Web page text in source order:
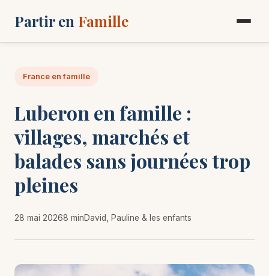
Partir en Famille
France en famille
Luberon en famille :
villages, marchés et
balades sans journées trop
pleines
28 mai 20268 minDavid, Pauline & les enfants